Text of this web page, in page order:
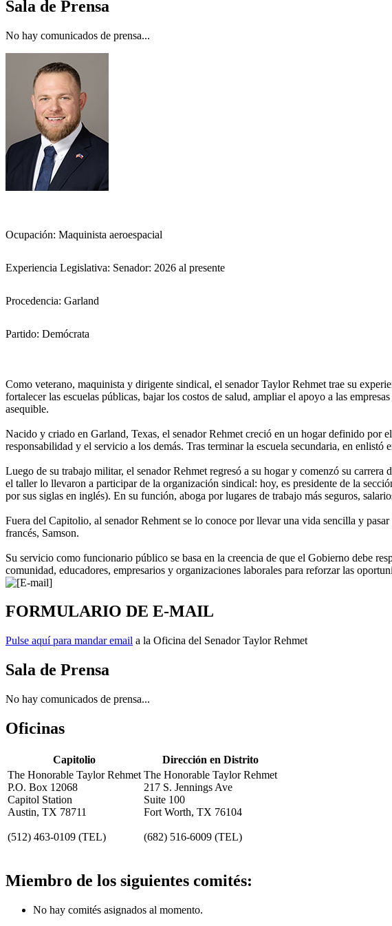
Sala de Prensa
No hay comunicados de prensa...
Ocupación: Maquinista aeroespacial
Experiencia Legislativa: Senador: 2026 al presente
Procedencia: Garland
Partido: Demócrata
Como veterano, maquinista y dirigente sindical, el senador Taylor Rehmet trae su
fortalecer las escuelas públicas, bajar los costos de salud, ampliar el apoyo a las
asequible.
Nacido y criado en Garland, Texas, el senador Rehmet creció en un hogar definido por
responsabilidad y el servicio a los demás. Tras terminar la escuela secundaria, en enlistó
Luego de su trabajo militar, el senador Rehmet regresó a su hogar y comenzó su
el taller lo llevaron a participar de la organización sindical: hoy, es presidente de la
por sus siglas en inglés). En su función, aboga por lugares de trabajo más seguros,
Fuera del Capitolio, al senador Rehment se lo conoce por llevar una vida sencilla y
francés, Samson.
Su servicio como funcionario público se basa en la creencia de que el Gobierno debe
comunidad, educadores, empresarios y organizaciones laborales para reforzar las
FORMULARIO DE E-MAIL
Pulse aquí para mandar email a la Oficina del Senador Taylor Rehmet
Sala de Prensa
No hay comunicados de prensa...
Oficinas
Capitolio
Dirección en Distrito
The Honorable Taylor Rehmet
P.O. Box 12068
Capitol Station
Austin, TX 78711
(512) 463-0109 (TEL)
The Honorable Taylor Rehmet
217 S. Jennings Ave
Suite 100
Fort Worth, TX 76104
(682) 516-6009 (TEL)
Miembro de los siguientes comités:
No hay comités asignados al momento.